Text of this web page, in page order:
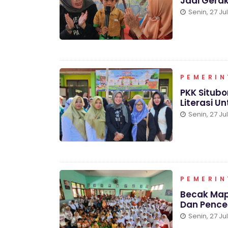
Senin, 27
PKK
Literasi
Senin, 27
Becak
Dan
Senin, 27